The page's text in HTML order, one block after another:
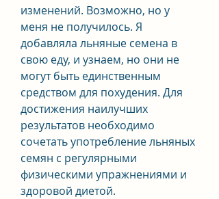
изменений. Возможно, но у
меня не получилось. Я
добавляла льняные семена в
свою еду, и узнаем, но они не
могут быть единственным
средством для похудения. Для
достижения наилучших
результатов необходимо
сочетать употребление льняных
семян с регулярными
физическими упражнениями и
здоровой диетой.